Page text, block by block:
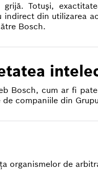
Totuşi,
din utilizarea
Bosch.
Bosch, cum ar fi
companiile din
organismelor de